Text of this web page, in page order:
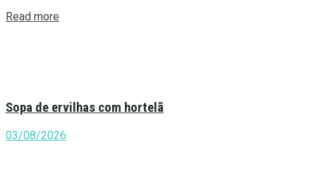
Read more
Sopa de ervilhas com hortelã
03/08/2026